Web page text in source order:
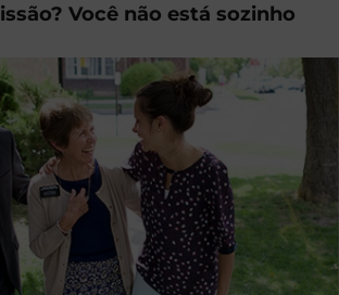
Você não está sozinho